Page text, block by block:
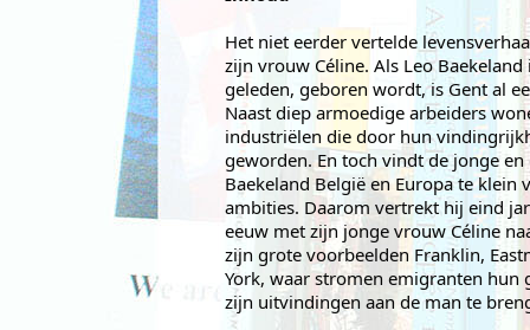
Het niet eerder vertelde
zijn vrouw Céline. Als Leo
geleden, geboren wordt, is Gent al
Naast diep armoedige arbeiders
industriëlen die door hun
geworden. En toch vindt de jonge
Baekeland België en Europa te klein
ambities. Daarom vertrekt hij eind
eeuw met zijn jonge vrouw Céline
zijn grote voorbeelden Franklin,
York, waar stromen emigranten hun
zijn uitvindingen aan de man te